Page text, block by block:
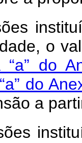
o
“a” do
do
a